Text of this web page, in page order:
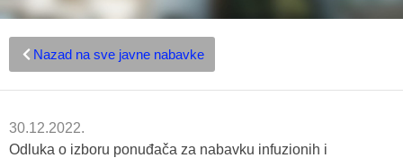
Nazad na sve javne nabavke
30.12.2022.
Odluka o izboru ponuđača za nabavku infuzionih i